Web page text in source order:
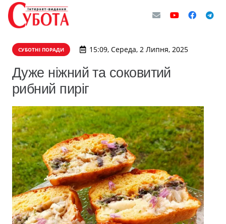
СУБОТНІ ПОРАДИ 15:09, Середа, 2 Липня, 2025
Дуже ніжний та соковитий
рибний пиріг